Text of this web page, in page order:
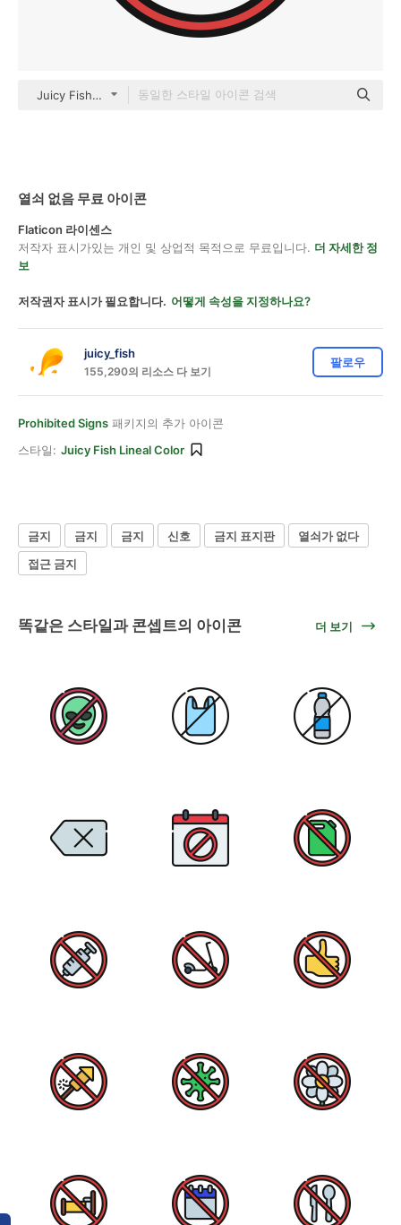
Juicy Fish Lineal color
열쇠 없음 무료 아이콘
Flaticon 라이센스
저작자 표시가있는 개인 및 상업적 목적으로 무료입니다. 더 자세한 정
보
저작권자 표시가 필요합니다. 어떻게 속성을 지정하나요?
juicy_fish
155,290의 리소스 다 보기
팔로우
Prohibited Signs 패키지의 추가 아이콘
스타일: Juicy Fish Lineal Color
금지 금지 금지 신호 금지 표지판
열쇠가 없다
접근 금지
똑같은 스타일과 콘셉트의 아이콘 더 보기